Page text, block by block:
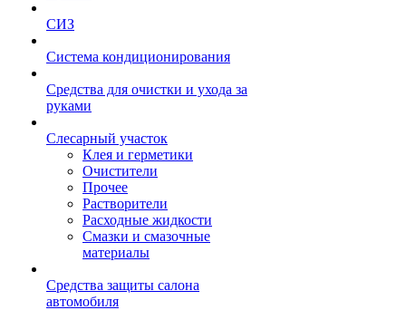
СИЗ
Система кондиционирования
Средства для очистки и ухода за
руками
Слесарный участок
Клея и герметики
Очистители
Прочее
Растворители
Расходные жидкости
Смазки и смазочные
материалы
Средства защиты салона
автомобиля